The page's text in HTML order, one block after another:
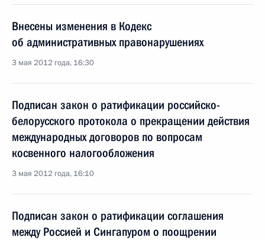
Внесены изменения в Кодекс
об административных правонарушениях
3 мая 2012 года, 16:30
Подписан закон о ратификации российско-
белорусского протокола о прекращении действия
международных договоров по вопросам
косвенного налогообложения
3 мая 2012 года, 16:10
Подписан закон о ратификации соглашения
между Россией и Сингапуром о поощрении